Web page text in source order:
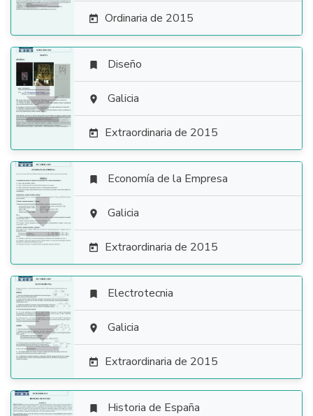
 Ordinaria de 2015

 Diseño
 Galicia
 Extraordinaria de 2015

 Economía de la Empresa
 Galicia
 Extraordinaria de 2015

 Electrotecnia
 Galicia
 Extraordinaria de 2015
 Historia de España